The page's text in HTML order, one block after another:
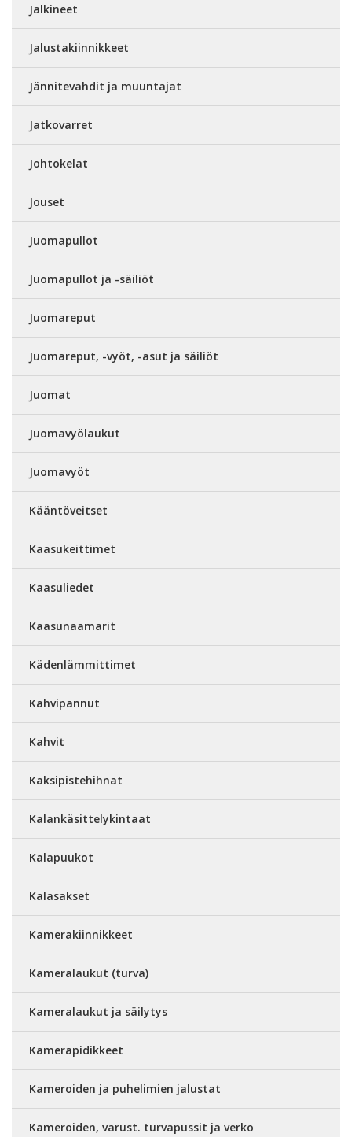
Jalkineet
Jalustakiinnikkeet
Jännitevahdit ja muuntajat
Jatkovarret
Johtokelat
Jouset
Juomapullot
Juomapullot ja -säiliöt
Juomareput
Juomareput, -vyöt, -asut ja säiliöt
Juomat
Juomavyölaukut
Juomavyöt
Kääntöveitset
Kaasukeittimet
Kaasuliedet
Kaasunaamarit
Kädenlämmittimet
Kahvipannut
Kahvit
Kaksipistehihnat
Kalankäsittelykintaat
Kalapuukot
Kalasakset
Kamerakiinnikkeet
Kameralaukut (turva)
Kameralaukut ja säilytys
Kamerapidikkeet
Kameroiden ja puhelimien jalustat
Kameroiden, varust. turvapussit ja verko